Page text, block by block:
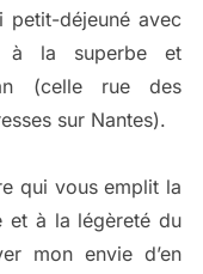
petit-déjeuné avec
à la superbe et
(celle rue des
sur Nantes).
qui vous emplit la
et à la légèreté du
mon envie d’en